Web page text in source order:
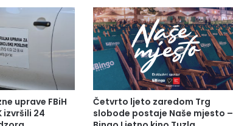
uprave FBiH
izvršili 24
Četvrto ljeto zaredom Trg
slobode postaje Naše mjesto –